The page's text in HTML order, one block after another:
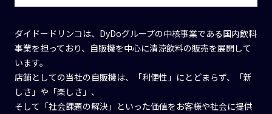
ダイドードリンコは、DyDoグループの中核事業である国内飲料
事業を担っており、自販機を中心に清涼飲料の販売を展開して
います。
店舗としての当社の自販機は、「利便性」にとどまらず、「新
しさ」や「楽しさ」、
そして「社会課題の解決」といった価値をお客様や社会に提供